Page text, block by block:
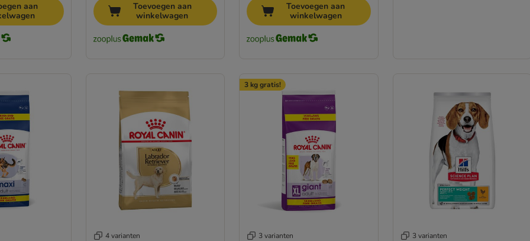
aan
Toevoegen aan
winkelwagen
Toevoegen aan
winkelwagen
4 varianten
3 kg gratis!
3 varianten 3 varianten